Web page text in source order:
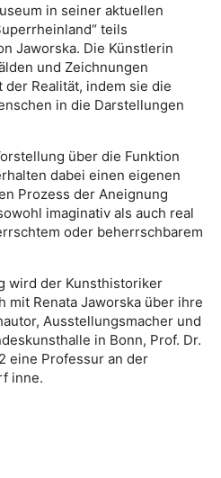
in seiner aktuellen
teils
Jaworska. Die Künstlerin
und Zeichnungen
Realität, indem sie die
in die Darstellungen
über die Funktion
dabei einen eigenen
Prozess der Aneignung
imaginativ als auch real
oder beherrschbarem
wird der Kunsthistoriker
mit Renata Jaworska über ihre
Ausstellungsmacher und
in Bonn, Prof. Dr.
eine Professur an der
inne.